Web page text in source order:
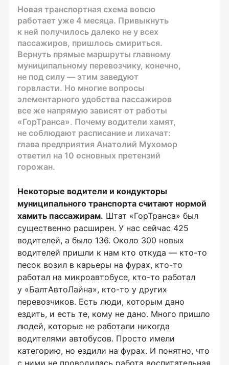
Новая транспортная схема вовсю
работает уже 4 месяца. Привыкнуть
к ней получилось далеко не у всех
пассажиров, пришлось смириться.
Вернуть прямые маршруты главному
муниципальному перевозчику, конечно,
не под силу — этим заведуют
горвласти. Но многие вопросы
элементарного удобства пассажиров
все же напрямую зависят от работы
«ГорТранса». Почему водители хамят,
не соблюдают расписание и лихачат:
глава предприятия Анатолий Мухомор
ответил на 10 основных претензий
горожан.
Некоторые водители и кондукторы
муниципального транспорта считают нормой
хамить пассажирам. Штат «ГорТранса» был
существенно расширен. У нас сейчас 425
водителей, а было 136. Около 300 новых
водителей пришли к нам кто откуда — кто-то
песок возил в карьеры на фурах, кто-то
работал на микроавтобусе, кто-то работал
у «БалтАвтоЛайна», кто-то у других
перевозчиков. Есть люди, которым дано
ездить, и есть те, кому не дано. Много пришло
людей, которые не работали никогда
водителями автобусов. Просто имели
категорию, но ездили на фурах. И понятно, что
с ними не проводилась работа воспитательная